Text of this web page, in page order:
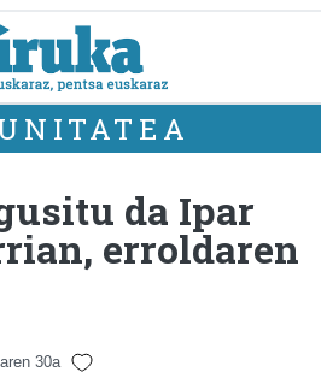
da Ipar
erroldaren
30a